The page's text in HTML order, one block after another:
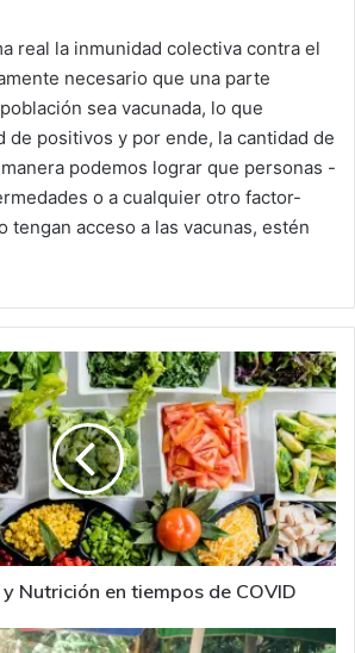
real la inmunidad colectiva contra el
necesario que una parte
sea vacunada, lo que
de positivos y por ende, la cantidad de
podemos lograr que personas -
o a cualquier otro factor-
tengan acceso a las vacunas, estén
Nutrición en tiempos de COVID